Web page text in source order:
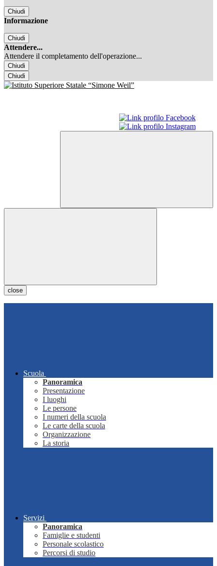
Chiudi
Informazione
Chiudi
Attendere...
Attendere il completamento dell'operazione...
Chiudi
Chiudi
close
Scuola
Panoramica
Presentazione
I luoghi
Le persone
I numeri della scuola
Le carte della scuola
Organizzazione
La storia
Servizi
Panoramica
Famiglie e studenti
Personale scolastico
Percorsi di studio